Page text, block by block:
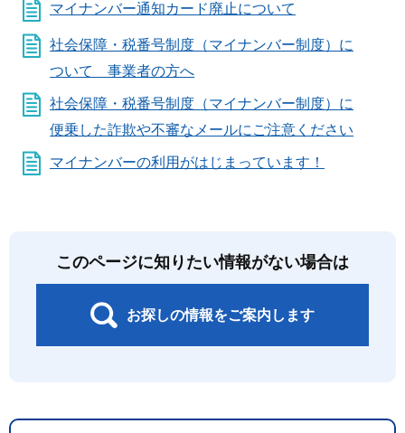
マイナンバー通知カード廃止について
社会保障・税番号制度（マイナンバー制度）に
ついて 事業者の方へ
社会保障・税番号制度（マイナンバー制度）に
便乗した詐欺や不審なメールにご注意ください
マイナンバーの利用がはじまっています！
このページに知りたい情報がない場合は
お探しの情報をご案内します